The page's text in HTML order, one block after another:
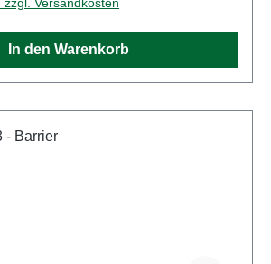
In den Warenkorb